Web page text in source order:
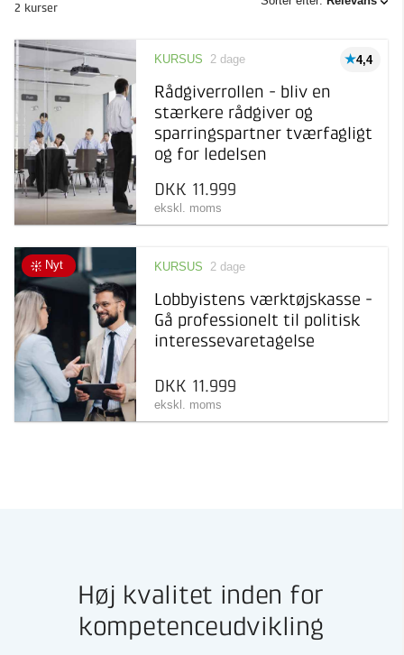
Taastrup
Type
Kursus
Læring inden for et
specifikt emne
Pris
11.500 kr 12.000 kr
Afholdelsesgaranti
2 kurser
4,4
KURSUS 2 dage
Rådgiverrollen - bliv en
stærkere rådgiver og
sparringspartner tværfagligt
og for ledelsen
DKK 11.999
ekskl. moms
Nyt KURSUS 2 dage
Lobbyistens værktøjskasse -
Gå professionelt til politisk
interessevaretagelse
DKK 11.999
ekskl. moms
Høj kvalitet inden for
kompetenceudvikling